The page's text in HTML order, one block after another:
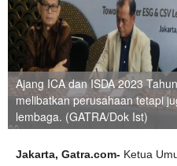
Ajang ICA dan ISDA 2023
melibatkan perusahaan tetapi
lembaga. (GATRA/Dok Ist)
Jakarta, Gatra.com- Ketua